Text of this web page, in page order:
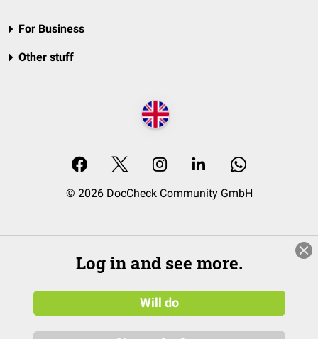
For Business
Other stuff
© 2026 DocCheck Community GmbH
Log in and see more.
Will do